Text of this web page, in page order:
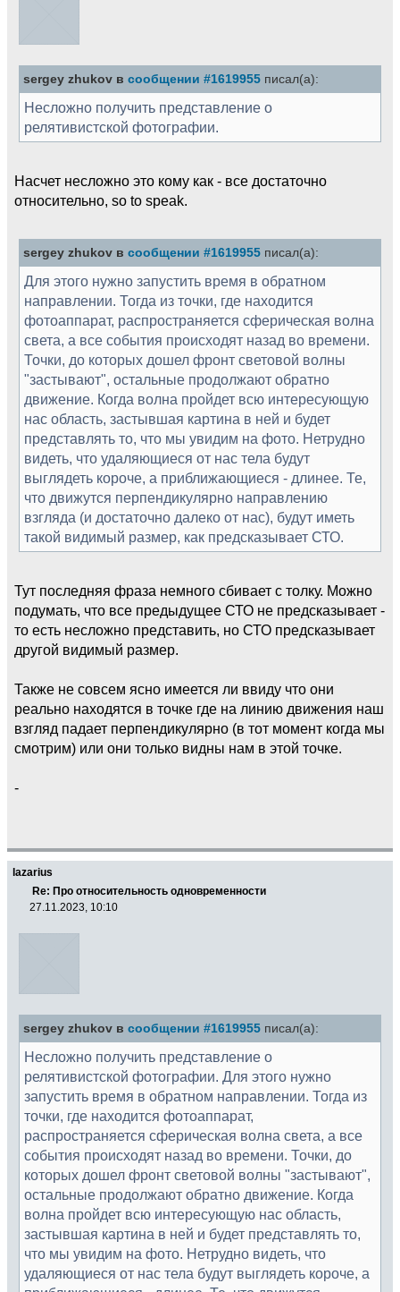
sergey zhukov в сообщении #1619955 писал(а):
Несложно получить представление о
релятивистской фотографии.
Насчет несложно это кому как - все достаточно
относительно, so to speak.
sergey zhukov в сообщении #1619955 писал(а):
Для этого нужно запустить время в обратном
направлении. Тогда из точки, где находится
фотоаппарат, распространяется сферическая волна
света, а все события происходят назад во времени.
Точки, до которых дошел фронт световой волны
"застывают", остальные продолжают обратно
движение. Когда волна пройдет всю интересующую
нас область, застывшая картина в ней и будет
представлять то, что мы увидим на фото. Нетрудно
видеть, что удаляющиеся от нас тела будут
выглядеть короче, а приближающиеся - длинее. Те,
что движутся перпендикулярно направлению
взгляда (и достаточно далеко от нас), будут иметь
такой видимый размер, как предсказывает СТО.
Тут последняя фраза немного сбивает с толку. Можно
подумать, что все предыдущее СТО не предсказывает -
то есть несложно представить, но СТО предсказывает
другой видимый размер.
Также не совсем ясно имеется ли ввиду что они
реально находятся в точке где на линию движения наш
взгляд падает перпендикулярно (в тот момент когда мы
смотрим) или они только видны нам в этой точке.
-
lazarius
Re: Про относительность одновременности
27.11.2023, 10:10
sergey zhukov в сообщении #1619955 писал(а):
Несложно получить представление о
релятивистской фотографии. Для этого нужно
запустить время в обратном направлении. Тогда из
точки, где находится фотоаппарат,
распространяется сферическая волна света, а все
события происходят назад во времени. Точки, до
которых дошел фронт световой волны "застывают",
остальные продолжают обратно движение. Когда
волна пройдет всю интересующую нас область,
застывшая картина в ней и будет представлять то,
что мы увидим на фото. Нетрудно видеть, что
удаляющиеся от нас тела будут выглядеть короче, а